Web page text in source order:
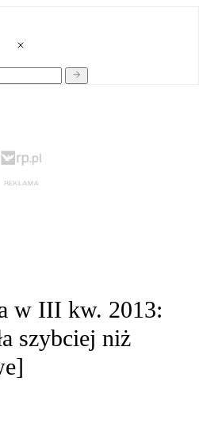
w III kw. 2013:
szybciej niż